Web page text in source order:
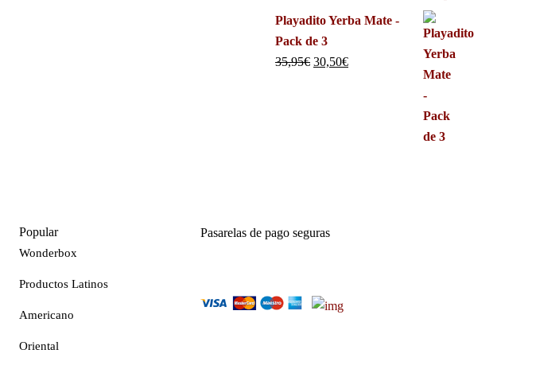
Playadito Yerba Mate -
Pack de 3
35,95€ 30,50€
Popular
Wonderbox
Productos Latinos
Americano
Oriental
Pasarelas de pago seguras